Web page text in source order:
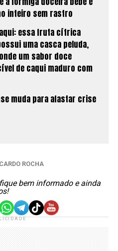
inteiro sem rastro
essa fruta cítrica
uma casca peluda,
um sabor doce
de caqui maduro com
muda para afastar crise
ROCHA
bem informado e ainda